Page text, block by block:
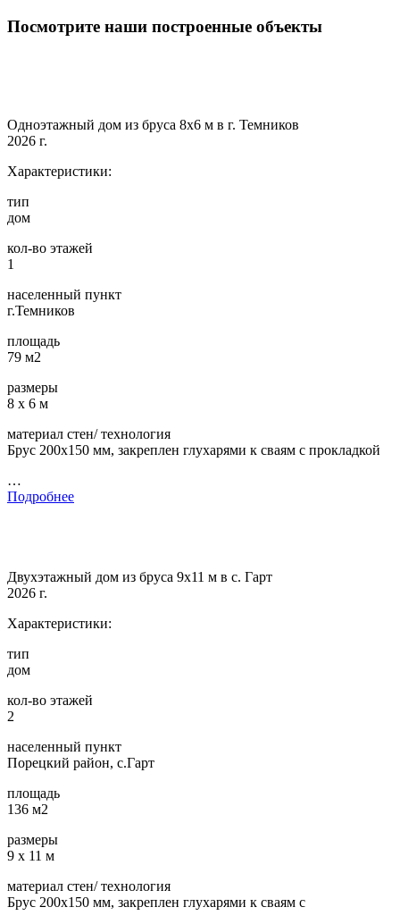
Посмотрите наши построенные объекты
Одноэтажный дом из бруса 8х6 м в г. Темников
2026 г.
Характеристики:
тип
дом
кол-во этажей
1
населенный пункт
г.Темников
площадь
79 м2
размеры
8 х 6 м
материал стен/ технология
Брус 200х150 мм, закреплен глухарями к сваям с прокладкой
…
Подробнее
Двухэтажный дом из бруса 9х11 м в с. Гарт
2026 г.
Характеристики:
тип
дом
кол-во этажей
2
населенный пункт
Порецкий район, с.Гарт
площадь
136 м2
размеры
9 х 11 м
материал стен/ технология
Брус 200х150 мм, закреплен глухарями к сваям с